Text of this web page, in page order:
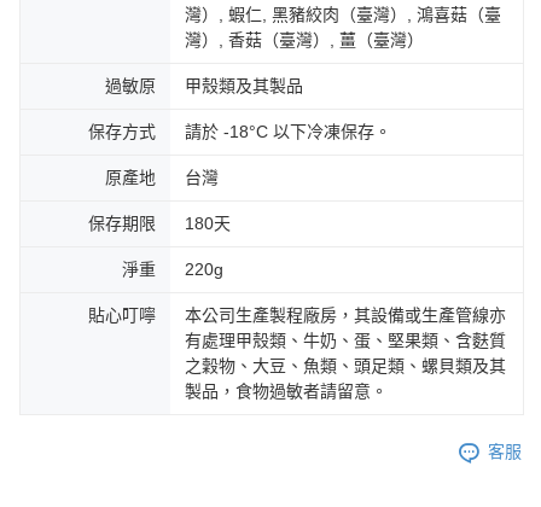
灣）, 蝦仁, 黑豬絞肉（臺灣）, 鴻喜菇（臺
灣）, 香菇（臺灣）, 薑（臺灣）
過敏原 甲殼類及其製品
保存方式 請於 -18°C 以下冷凍保存。
原產地 台灣
保存期限 180天
淨重 220g
貼心叮嚀
本公司生產製程廠房，其設備或生產管線亦
有處理甲殼類、牛奶、蛋、堅果類、含麩質
之穀物、大豆、魚類、頭足類、螺貝類及其
製品，食物過敏者請留意。
客服